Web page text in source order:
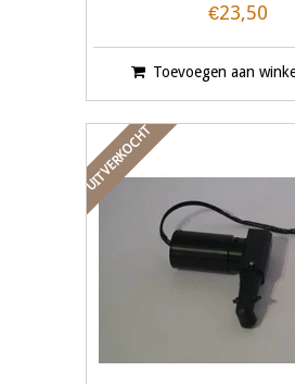
€23,50
Toevoegen aan
UITVERKOCHT